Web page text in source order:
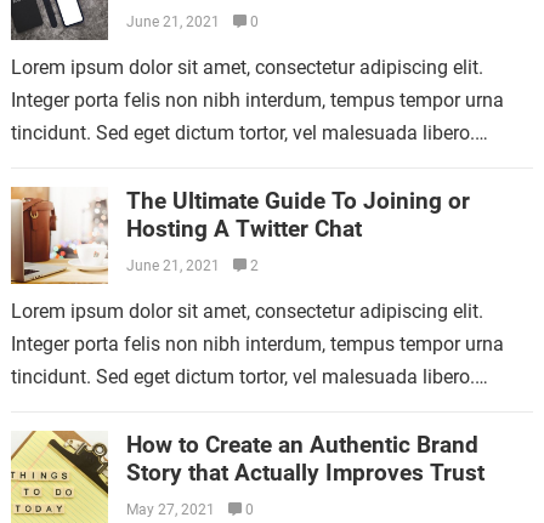
June 21, 2021 0
Lorem ipsum dolor sit amet, consectetur adipiscing elit.
Integer porta felis non nibh interdum, tempus tempor urna
tincidunt. Sed eget dictum tortor, vel malesuada libero.
The Ultimate Guide To Joining or
Hosting A Twitter Chat
June 21, 2021 2
Lorem ipsum dolor sit amet, consectetur adipiscing elit.
Integer porta felis non nibh interdum, tempus tempor urna
tincidunt. Sed eget dictum tortor, vel malesuada libero.
How to Create an Authentic Brand
Story that Actually Improves Trust
May 27, 2021 0